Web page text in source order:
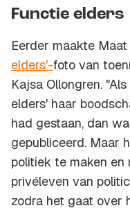
Functie elders
Eerder maakte
elders'-foto van
Kajsa Ollongren.
elders' haar
had gestaan, dan
gepubliceerd. Maar
politiek te maken en
privéleven van
zodra het gaat over